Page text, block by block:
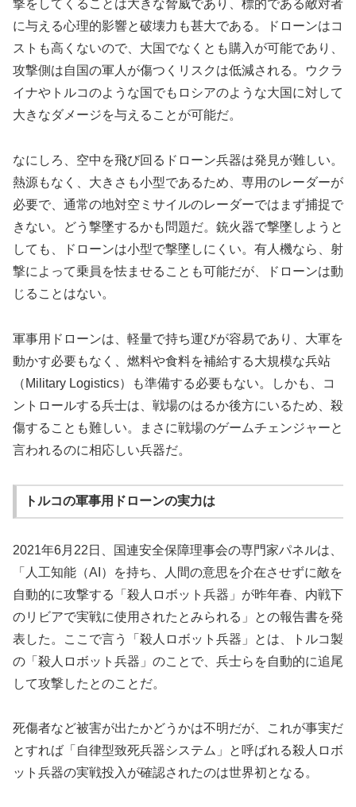
撃をしてくることは大きな脅威であり、標的である敵対者
に与える心理的影響と破壊力も甚大である。ドローンはコ
ストも高くないので、大国でなくとも購入が可能であり、
攻撃側は自国の軍人が傷つくリスクは低減される。ウクラ
イナやトルコのような国でもロシアのような大国に対して
大きなダメージを与えることが可能だ。
なにしろ、空中を飛び回るドローン兵器は発見が難しい。
熱源もなく、大きさも小型であるため、専用のレーダーが
必要で、通常の地対空ミサイルのレーダーではまず捕捉で
きない。どう撃墜するかも問題だ。銃火器で撃墜しようと
しても、ドローンは小型で撃墜しにくい。有人機なら、射
撃によって乗員を怯ませることも可能だが、ドローンは動
じることはない。
軍事用ドローンは、軽量で持ち運びが容易であり、大軍を
動かす必要もなく、燃料や食料を補給する大規模な兵站
（Military Logistics）も準備する必要もない。しかも、コ
ントロールする兵士は、戦場のはるか後方にいるため、殺
傷することも難しい。まさに戦場のゲームチェンジャーと
言われるのに相応しい兵器だ。
トルコの軍事用ドローンの実力は
2021年6月22日、国連安全保障理事会の専門家パネルは、
「人工知能（AI）を持ち、人間の意思を介在させずに敵を
自動的に攻撃する「殺人ロボット兵器」が昨年春、内戦下
のリビアで実戦に使用されたとみられる」との報告書を発
表した。ここで言う「殺人ロボット兵器」とは、トルコ製
の「殺人ロボット兵器」のことで、兵士らを自動的に追尾
して攻撃したとのことだ。
死傷者など被害が出たかどうかは不明だが、これが事実だ
とすれば「自律型致死兵器システム」と呼ばれる殺人ロボ
ット兵器の実戦投入が確認されたのは世界初となる。